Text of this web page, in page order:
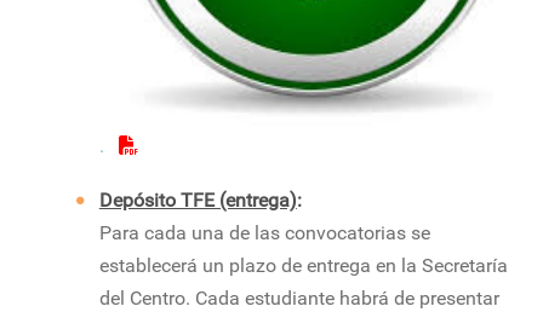
.
Depósito TFE (entrega):
Para cada una de las convocatorias se
establecerá un plazo de entrega en la Secretaría
del Centro. Cada estudiante habrá de presentar